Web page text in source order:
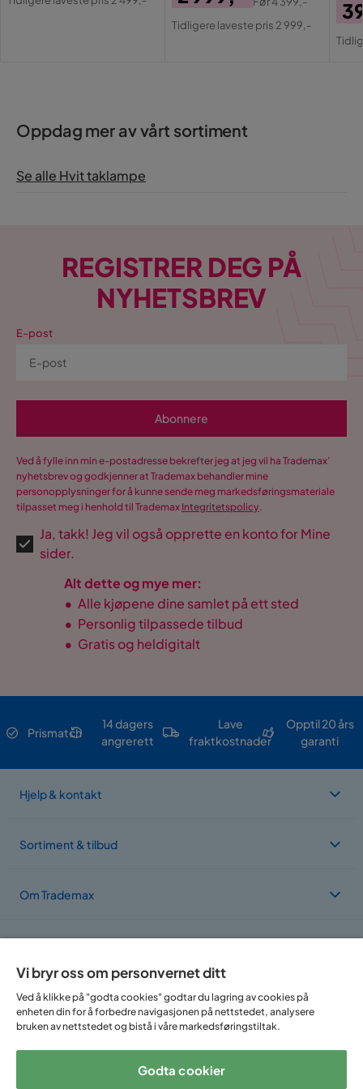
IP-systemer IP20
Pris
Original
Tidligere laveste pris 2 999,-
Oppdag mer av vårt sortiment
Se alle Hvit taklampe
REGISTRER DEG PÅ
NYHETSBREV
E-post
Abonnere
Ved å fylle inn min e-postadresse bekrefter jeg at jeg vil ha Trademax’
nyhetsbrev og godkjenner at Trademax behandler mine
personopplysninger for å kunne sende meg markedsføringsmateriale
tilpasset meg i henhold til Trademax Integritetspolicy.
Ja, takk! Jeg vil også opprette en konto for Mine
sider.
Alt dette og mye mer:
• Alle kjøpene dine samlet på ett sted
• Personlig tilpassede tilbud
• Gratis og heldigitalt
Prismatch
14 dagers
angrerett
Lave
fraktkostnader
Opptil 20 års
garanti
Hjelp & kontakt
Sortiment & tilbud
Om Trademax
Vi bryr oss om personvernet ditt
Ved å klikke på "godta cookies" godtar du lagring av cookies på
enheten din for å forbedre navigasjonen på nettstedet, analysere
bruken av nettstedet og bistå i våre markedsføringstiltak.
Godta cookier